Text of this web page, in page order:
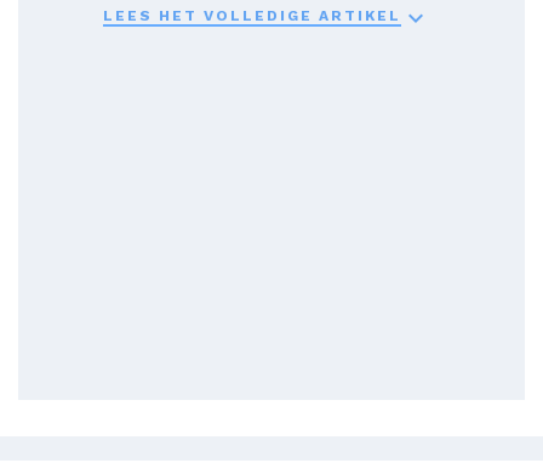
LEES HET VOLLEDIGE ARTIKEL 